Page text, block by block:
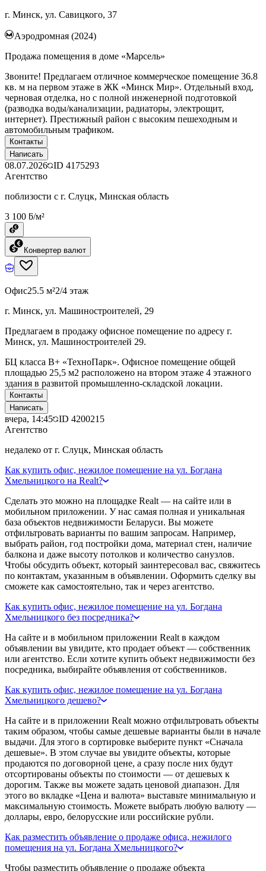
г. Минск, ул. Савицкого, 37
Аэродромная (2024)
Продажа помещения в доме «Марсель»
Звоните! Предлагаем отличное коммерческое помещение 36.8
кв. м на первом этаже в ЖК «Минск Мир». Отдельный вход,
черновая отделка, но с полной инженерной подготовкой
(разводка воды/канализации, радиаторы, электрощит,
интернет). Престижный район с высоким пешеходным и
автомобильным трафиком.
Контакты
Написать
08.07.2026 ID 4175293
Агентство
поблизости с г. Слуцк, Минская область
3 100 ƃ/м²
Конвертер валют
Офис25.5 м²2/4 этаж
г. Минск, ул. Машиностроителей, 29
Предлагаем в продажу офисное помещение по адресу г.
Минск, ул. Машиностроителей 29.
БЦ класcа B+ «ТехноПарк». Офисное помещение общей
площадью 25,5 м2 расположено на втором этаже 4 этажного
здания в развитой промышленно-складской локации.
Контакты
Написать
вчера, 14:45 ID 4200215
Агентство
недалеко от г. Слуцк, Минская область
Как купить офис, нежилое помещение на ул. Богдана
Хмельницкого на Realt?
Сделать это можно на площадке Realt — на сайте или в
мобильном приложении. У нас самая полная и уникальная
база объектов недвижимости Беларуси. Вы можете
отфильтровать варианты по вашим запросам. Например,
выбрать район, год постройки дома, материал стен, наличие
балкона и даже высоту потолков и количество санузлов.
Чтобы обсудить объект, который заинтересовал вас, свяжитесь
по контактам, указанным в объявлении. Оформить сделку вы
сможете как самостоятельно, так и через агентство.
Как купить офис, нежилое помещение на ул. Богдана
Хмельницкого без посредника?
На сайте и в мобильном приложении Realt в каждом
объявлении вы увидите, кто продает объект — собственник
или агентство. Если хотите купить объект недвижимости без
посредника, выбирайте объявления от собственников.
Как купить офис, нежилое помещение на ул. Богдана
Хмельницкого дешево?
На сайте и в приложении Realt можно отфильтровать объекты
таким образом, чтобы самые дешевые варианты были в начале
выдачи. Для этого в сортировке выберите пункт «Сначала
дешевые». В этом случае вы увидите объекты, которые
продаются по договорной цене, а сразу после них будут
отсортированы объекты по стоимости — от дешевых к
дорогим. Также вы можете задать ценовой диапазон. Для
этого во вкладке «Цена и валюта» выставьте минимальную и
максимальную стоимость. Можете выбрать любую валюту —
доллары, евро, белорусские или российские рубли.
Как разместить объявление о продаже офиса, нежилого
помещения на ул. Богдана Хмельницкого?
Чтобы разместить объявление о продаже объекта